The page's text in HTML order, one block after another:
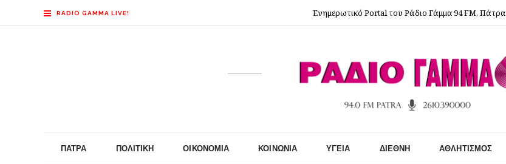
RADIO GAMMA LIVE! Ενημερωτικό Portal του Ράδιο Γάμμα 94 FM, Πάτρα
ΠΆΤΡΑ ΠΟΛΙΤΙΚΉ ΟΙΚΟΝΟΜΊΑ ΚΟΙΝΩΝΊΑ ΥΓΕΊΑ ΔΙΕΘΝΉ ΑΘΛΗΤΙΣΜΌΣ